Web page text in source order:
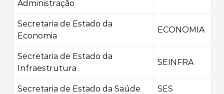
Administração
Secretaria de Estado da
Economia
ECONOMIA
Secretaria de Estado da
Infraestrutura
SEINFRA
Secretaria de Estado da Saúde SES